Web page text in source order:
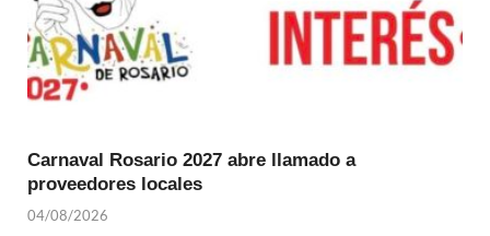
Carnaval Rosario 2027 abre llamado a
proveedores locales
04/08/2026